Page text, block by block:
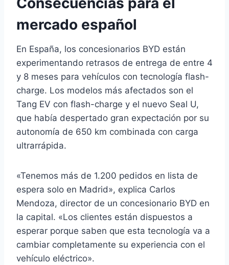
mercado español
En España, los concesionarios BYD están
experimentando retrasos de entrega de entre 4
y 8 meses para vehículos con tecnología flash-
charge. Los modelos más afectados son el
Tang EV con flash-charge y el nuevo Seal U,
que había despertado gran expectación por su
autonomía de 650 km combinada con carga
ultrarrápida.
«Tenemos más de 1.200 pedidos en lista de
espera solo en Madrid», explica Carlos
Mendoza, director de un concesionario BYD en
la capital. «Los clientes están dispuestos a
esperar porque saben que esta tecnología va a
cambiar completamente su experiencia con el
vehículo eléctrico».